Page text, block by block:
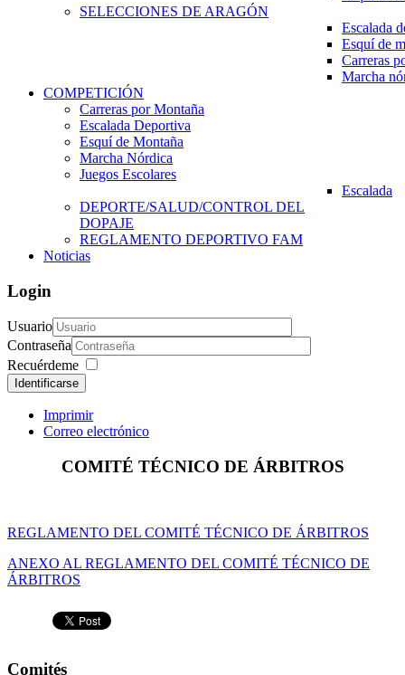
SELECCIONES DE ARAGÓN
Escalada
Esquí de
Carreras
Marcha
COMPETICIÓN
Carreras por Montaña
Escalada Deportiva
Esquí de Montaña
Marcha Nórdica
Juegos Escolares
Escalada
DEPORTE/SALUD/CONTROL DEL
DOPAJE
REGLAMENTO DEPORTIVO FAM
Noticias
Login
Usuario
Contraseña
Recuérdeme
Identificarse
Imprimir
Correo electrónico
COMITÉ TÉCNICO DE ÁRBITROS
REGLAMENTO DEL COMITÉ TÉCNICO DE ÁRBITROS
ANEXO AL REGLAMENTO DEL COMITÉ TÉCNICO DE
ÁRBITROS
Comités